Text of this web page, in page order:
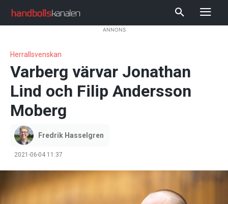
ANNONS
Herrallsvenskan
Varberg värvar Jonathan
Lind och Filip Andersson
Moberg
Fredrik Hasselgren
2021-06-04 11:37